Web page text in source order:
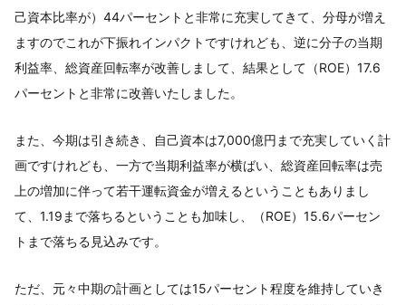
己資本比率が）44パーセントと非常に充実してきて、分母が増え
ますのでこれが下振れインパクトですけれども、逆に分子の当期
利益率、総資産回転率が改善しまして、結果として（ROE）17.6
パーセントと非常に改善いたしました。
また、今期は引き続き、自己資本は7,000億円まで充実していく計
画ですけれども、一方で当期利益率が横ばい、総資産回転率は売
上の増加に伴って若干運転資金が増えるということもありまし
て、1.19まで落ちるということも加味し、（ROE）15.6パーセン
トまで落ちる見込みです。
ただ、元々中期の計画としては15パーセント程度を維持していき